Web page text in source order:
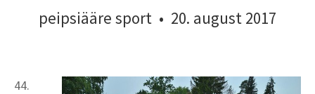
peipsiääre sport • 20. august 2017
44.